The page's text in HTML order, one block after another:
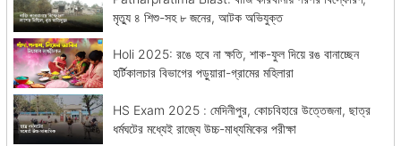
মৃত্যু ৪ শিশু-সহ ৮ জনের, আটক অভিযুক্ত
Holi 2025: রঙে হবে না ক্ষতি, শাক-ফুল দিয়ে রঙ বানাচ্ছেন
হর্টিকালচার বিভাগের পড়ুয়ারা-গ্রামের মহিলারা
HS Exam 2025 : মেদিনীপুর, কোচবিহারে উত্তেজনা, ছাত্র
ধর্মঘটের মধ্যেই রাজ্যে উচ্চ-মাধ্যমিকের পরীক্ষা